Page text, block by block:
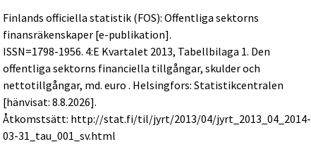
Finlands officiella statistik (FOS): Offentliga sektorns
finansräkenskaper [e-publikation].
ISSN=1798-1956. 4:e Kvartalet 2013, Tabellbilaga 1. Den
offentliga sektorns financiella tillgångar, skulder och
nettotillgångar, md. euro . Helsingfors: Statistikcentralen
[hänvisat: 8.8.2026].
Åtkomstsätt: http://stat.fi/til/jyrt/2013/04/jyrt_2013_04_2014-
03-31_tau_001_sv.html